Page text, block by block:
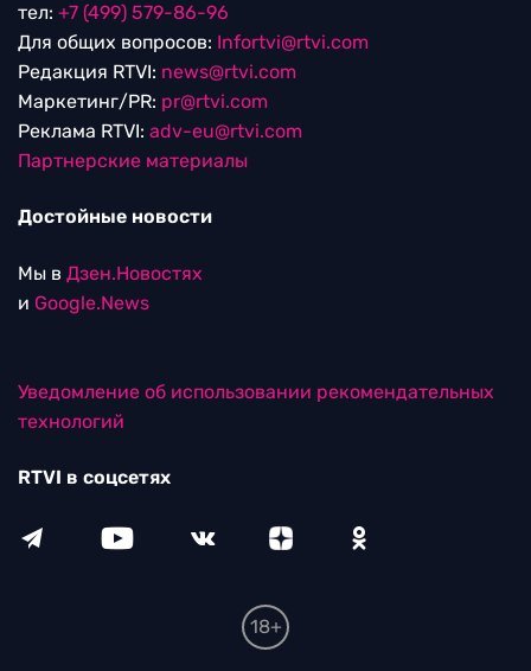
тел: +7 (499) 579-86-96
Для общих вопросов: Infortvi@rtvi.com
Редакция RTVI: news@rtvi.com
Маркетинг/PR: pr@rtvi.com
Реклама RTVI: adv-eu@rtvi.com
Партнерские материалы
Достойные новости
Мы в Дзен.Новостях
и Google.News
Уведомление об использовании рекомендательных
технологий
RTVI в соцсетях
18+